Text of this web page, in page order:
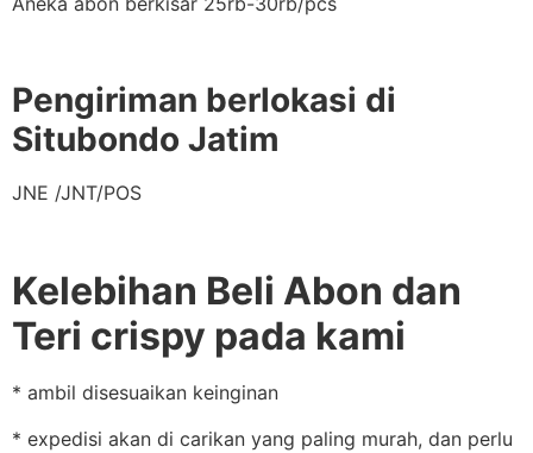
Pengiriman berlokasi di
Situbondo Jatim
JNE /JNT/POS
Kelebihan Beli Abon dan
Teri crispy pada kami
* ambil disesuaikan keinginan
* expedisi akan di carikan yang paling murah, dan perlu